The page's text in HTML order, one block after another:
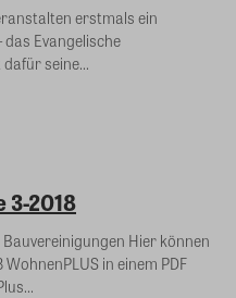
erstmals ein
Evangelische
seine...
3-2018
Hier können
in einem PDF